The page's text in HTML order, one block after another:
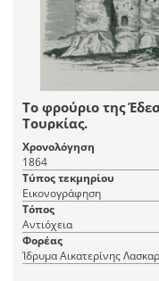
Το φρούριο της
Τουρκίας.
Χρονολόγηση
1864
Τύπος τεκμηρίου
Εικονογράφηση
Τόπος
Αντιόχεια
Φορέας
Ίδρυμα Αικατερίνης